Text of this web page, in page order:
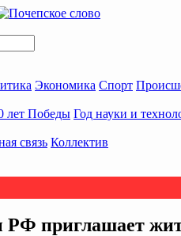
Экономика Спорт
лет Победы Год науки и
связь Коллектив
приглaшaет